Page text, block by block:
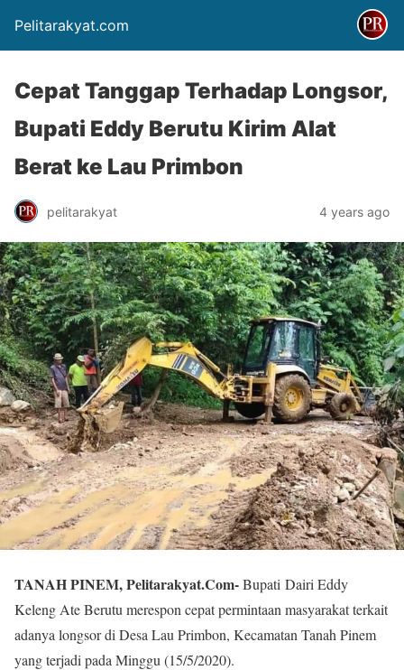
Pelitarakyat.com
Cepat Tanggap Terhadap Longsor,
Bupati Eddy Berutu Kirim Alat
Berat ke Lau Primbon
pelitarakyat 4 years ago
TANAH PINEM, Pelitarakyat.Com-Bupati Dairi Eddy
Keleng Ate Berutu merespon cepat permintaan masyarakat terkait
adanya longsor di Desa Lau Primbon, Kecamatan Tanah Pinem
yang terjadi pada Minggu (15/5/2020).